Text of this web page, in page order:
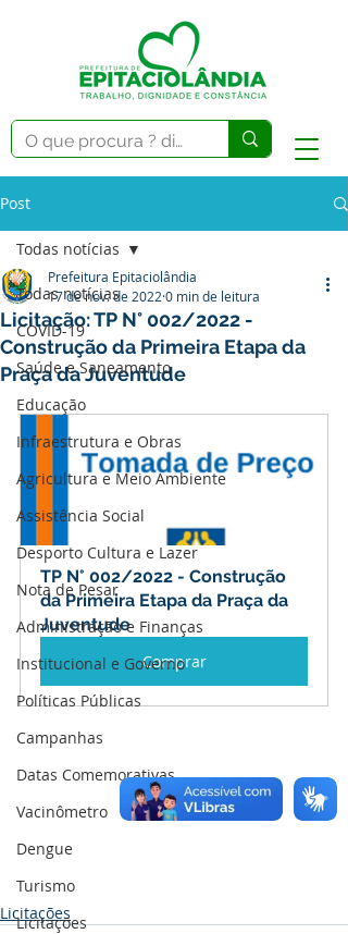
Post
Todas notícias
COVID-19
Saúde e Saneamento
Educação
Infraestrutura e Obras
Agricultura e Meio Ambiente
Assistência Social
Desporto Cultura e Lazer
Nota de Pesar
Administração e Finanças
Institucional e Governo
Políticas Públicas
Campanhas
Datas Comemorativas
Vacinômetro
Dengue
Turismo
Licitações
Todas notícias
Licitação: TP N° 002/2022 -
Construção da Primeira Etapa da
Praça da Juventude
Prefeitura Epitaciolândia
17 de nov. de 2022 0 min de leitura
TP N° 002/2022 - Construção
da Primeira Etapa da Praça da
Juventude
Comprar
Licitações